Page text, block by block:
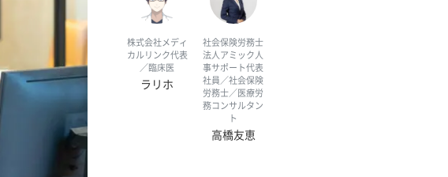
株式会社メディ
カルリンク代表
／臨床医
ラリホ
社会保険労務士
法人アミック人
事サポート代表
社員／社会保険
労務士／医療労
務コンサルタン
ト
高橋友恵